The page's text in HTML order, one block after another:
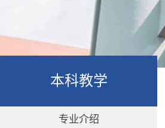
本科教学
专业介绍